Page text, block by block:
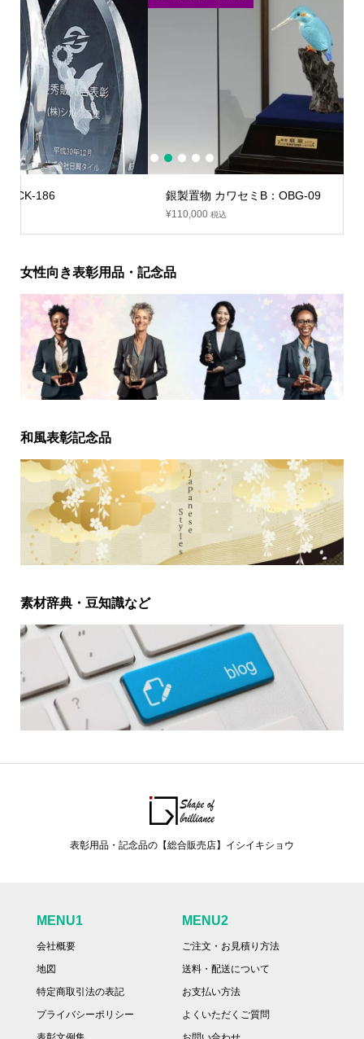
銀製置物 カワセミB：OBG-09
1 2 3 4 5
女性向き表彰用品・記念品
和風表彰記念品
素材辞典・豆知識など
表彰用品・記念品の【総合販売店】イシイキショウ
MENU1
会社概要
地図
特定商取引法の表記
プライバシーポリシー
MENU2
ご注文・お見積り方法
送料・配送について
お支払い方法
よくいただくご質問